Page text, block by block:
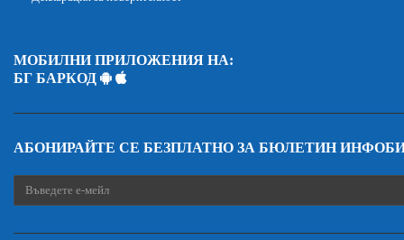
МОБИЛНИ ПРИЛОЖЕНИЯ НА:
БГ БАРКОД
АБОНИРАЙТЕ СЕ БЕЗПЛАТНО ЗА БЮЛЕТИН